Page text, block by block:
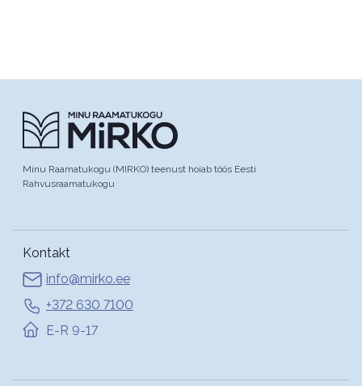
Minu Raamatukogu (MIRKO) teenust hoiab töös Eesti
Rahvusraamatukogu
Kontakt
info@mirko.ee
+372 630 7100
E-R 9-17